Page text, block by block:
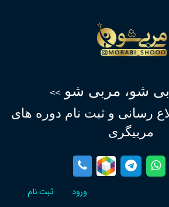
شو، مربی شو>>
رسانی و ثبت نام دوره های
مربیگری
ورود ثبت نام
(current)